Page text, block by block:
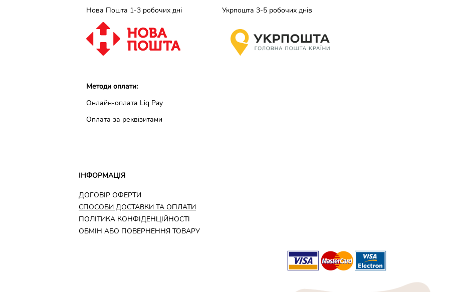
Нова Пошта 1-3 робочих дні Укрпошта 3-5 робочих днів
Методи оплати:
Онлайн-оплата Liq Pay
Оплата за реквізитами
ІНФОРМАЦІЯ
ДОГОВІР ОФЕРТИ
CПОСОБИ ДОСТАВКИ ТА ОПЛАТИ
ПОЛІТИКА КОНФІДЕНЦІЙНОСТІ
ОБМІН АБО ПОВЕРНЕННЯ ТОВАРУ